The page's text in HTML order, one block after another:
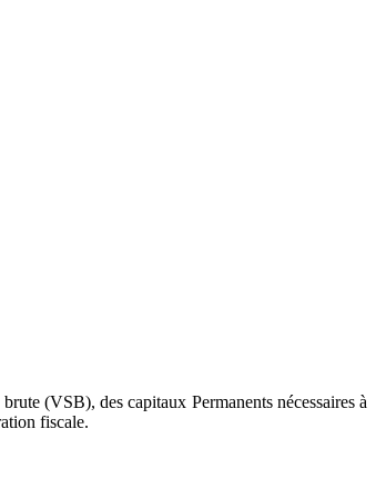
(VSB), des capitaux Permanents nécessaires à
fiscale.